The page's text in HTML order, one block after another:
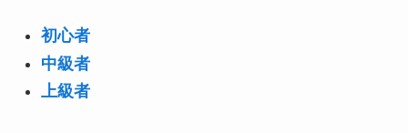
初心者
中級者
上級者